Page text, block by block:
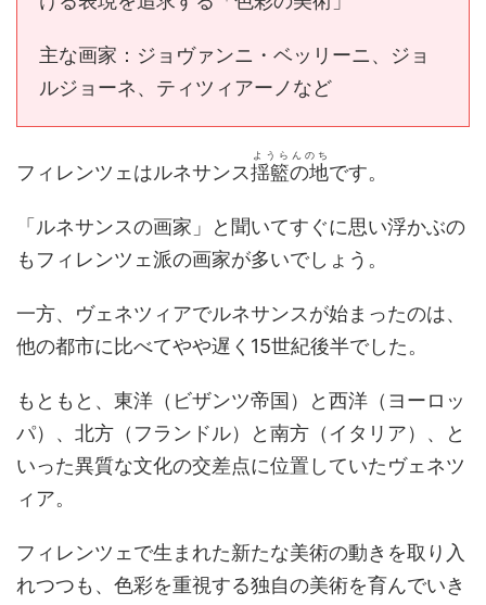
主な画家：ジョヴァンニ・ベッリーニ、ジョ
ルジョーネ、ティツィアーノなど
フィレンツェはルネサンス揺籃の地
ようらんのち
です。
「ルネサンスの画家」と聞いてすぐに思い浮かぶの
もフィレンツェ派の画家が多いでしょう。
一方、ヴェネツィアでルネサンスが始まったのは、
他の都市に比べてやや遅く15世紀後半でした。
もともと、東洋（ビザンツ帝国）と西洋（ヨーロッ
パ）、北方（フランドル）と南方（イタリア）、と
いった異質な文化の交差点に位置していたヴェネツ
ィア。
フィレンツェで生まれた新たな美術の動きを取り入
れつつも、色彩を重視する独自の美術を育んでいき